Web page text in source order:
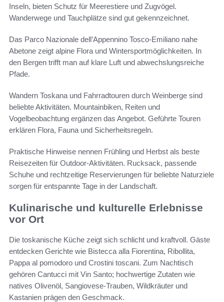
Inseln, bieten Schutz für Meerestiere und Zugvögel.
Wanderwege und Tauchplätze sind gut gekennzeichnet.
Das Parco Nazionale dell’Appennino Tosco-Emiliano nahe
Abetone zeigt alpine Flora und Wintersportmöglichkeiten. In
den Bergen trifft man auf klare Luft und abwechslungsreiche
Pfade.
Wandern Toskana und Fahrradtouren durch Weinberge sind
beliebte Aktivitäten. Mountainbiken, Reiten und
Vogelbeobachtung ergänzen das Angebot. Geführte Touren
erklären Flora, Fauna und Sicherheitsregeln.
Praktische Hinweise nennen Frühling und Herbst als beste
Reisezeiten für Outdoor-Aktivitäten. Rucksack, passende
Schuhe und rechtzeitige Reservierungen für beliebte Naturziele
sorgen für entspannte Tage in der Landschaft.
Kulinarische und kulturelle Erlebnisse
vor Ort
Die toskanische Küche zeigt sich schlicht und kraftvoll. Gäste
entdecken Gerichte wie Bistecca alla Fiorentina, Ribollita,
Pappa al pomodoro und Crostini toscani. Zum Nachtisch
gehören Cantucci mit Vin Santo; hochwertige Zutaten wie
natives Olivenöl, Sangiovese-Trauben, Wildkräuter und
Kastanien prägen den Geschmack.